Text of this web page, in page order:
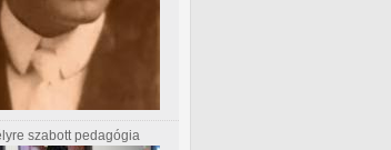
szabott pedagógia